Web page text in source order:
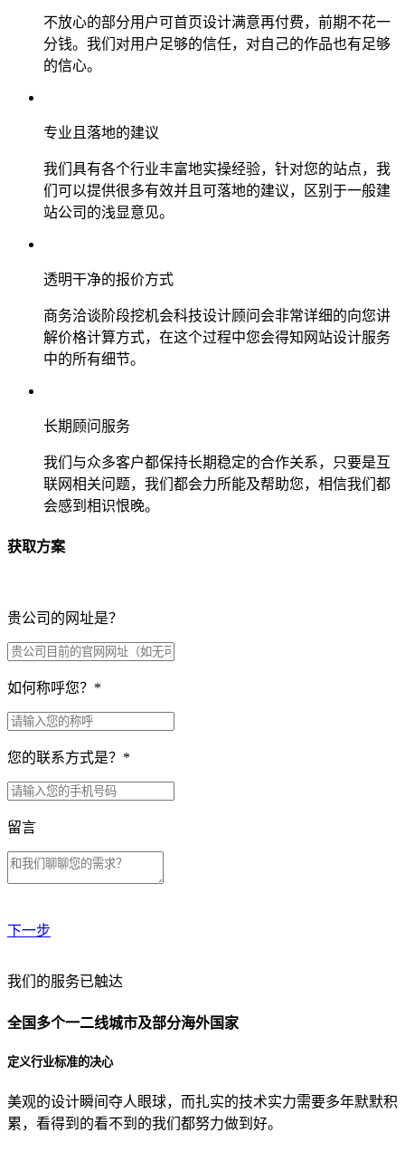
不放心的部分用户可首页设计满意再付费，前期不花一
分钱。我们对用户足够的信任，对自己的作品也有足够
的信心。
专业且落地的建议
我们具有各个行业丰富地实操经验，针对您的站点，我
们可以提供很多有效并且可落地的建议，区别于一般建
站公司的浅显意见。
透明干净的报价方式
商务洽谈阶段挖机会科技设计顾问会非常详细的向您讲
解价格计算方式，在这个过程中您会得知网站设计服务
中的所有细节。
长期顾问服务
我们与众多客户都保持长期稳定的合作关系，只要是互
联网相关问题，我们都会力所能及帮助您，相信我们都
会感到相识恨晚。
获取方案
贵公司的网址是？
如何称呼您？ *
您的联系方式是？ *
留言
下一步
贵公司预算范围是？
贵公司的团队规模是？
目前主要的营销渠道是？
我们的服务已触达
全国多个一二线城市及部分海外国家
定义行业标准的决心
美观的设计瞬间夺人眼球，而扎实的技术实力需要多年默默积
累，看得到的看不到的我们都努力做到好。